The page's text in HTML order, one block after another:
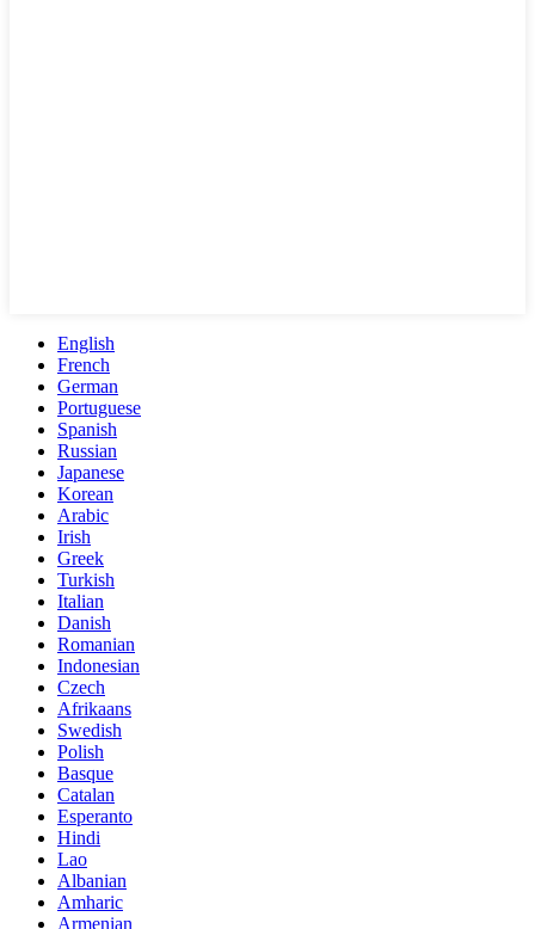
English
French
German
Portuguese
Spanish
Russian
Japanese
Korean
Arabic
Irish
Greek
Turkish
Italian
Danish
Romanian
Indonesian
Czech
Afrikaans
Swedish
Polish
Basque
Catalan
Esperanto
Hindi
Lao
Albanian
Amharic
Armenian